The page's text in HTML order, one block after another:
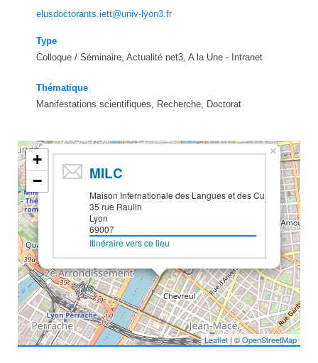
elusdoctorants.iett@univ-lyon3.fr
Type
Colloque / Séminaire, Actualité net3, A la Une - Intranet
Thématique
Manifestations scientifiques, Recherche, Doctorat
MILC
Maison Internationale des Langues et des Cultures
35 rue Raulin
Lyon
69007
Itinéraire vers ce lieu
×
+
−
Leaflet| ©OpenStreetMap